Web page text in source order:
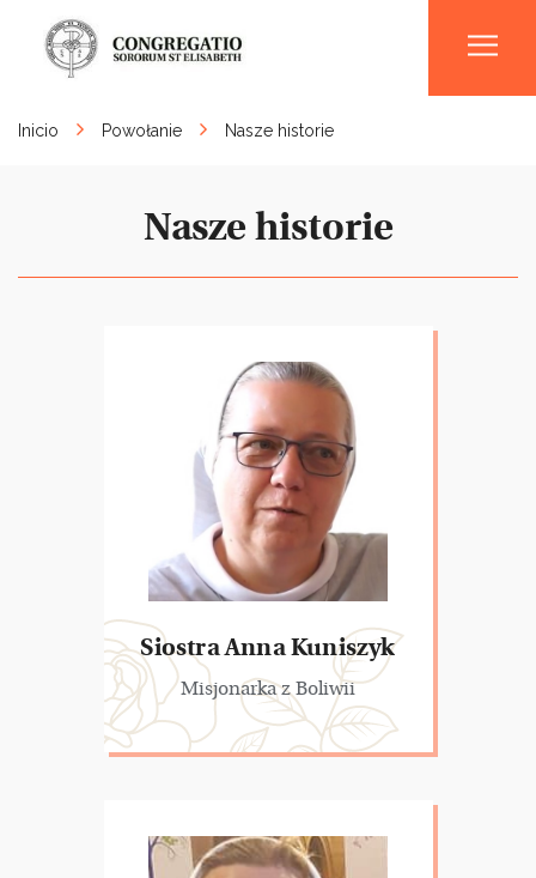
Inicio Powołanie Nasze historie
Nasze historie
Siostra Anna Kuniszyk
Misjonarka z Boliwii